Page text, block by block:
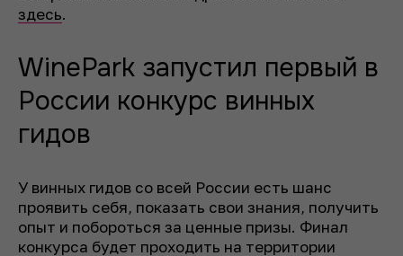
здесь.
WinePark запустил первый в
России конкурс винных
гидов
У винных гидов со всей России есть шанс
проявить себя, показать свои знания, получить
опыт и побороться за ценные призы. Финал
конкурса будет проходить на территории